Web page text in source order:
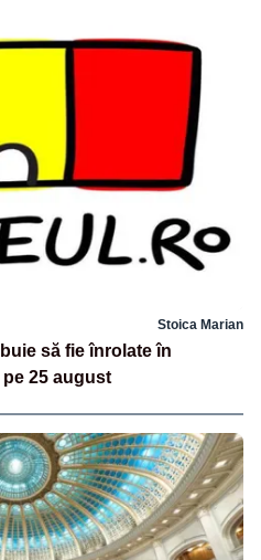
Stoica Marian
să fie înrolate în
25 august